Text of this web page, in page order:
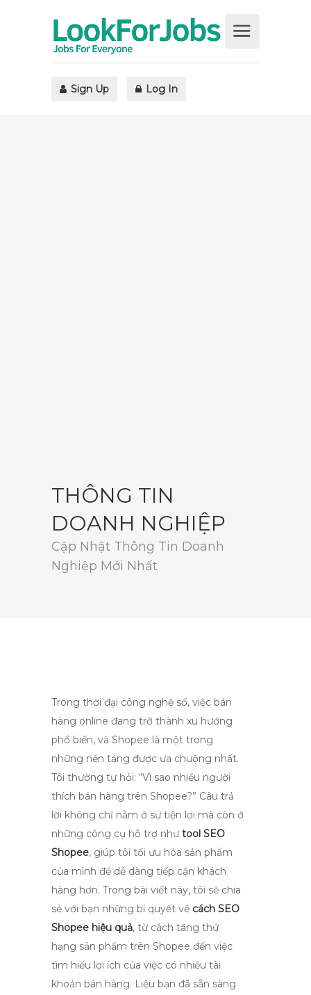
Sign Up Log In
THÔNG TIN
DOANH NGHIỆP
Cập Nhật Thông Tin Doanh
Nghiệp Mới Nhất
Trong thời đại công nghệ số, việc bán
hàng online đang trở thành xu hướng
phổ biến, và Shopee là một trong
những nền tảng được ưa chuộng nhất.
Tôi thường tự hỏi: “Vì sao nhiều người
thích bán hàng trên Shopee?” Câu trả
lời không chỉ nằm ở sự tiện lợi mà còn ở
những công cụ hỗ trợ nhưtool SEO
Shopee, giúp tôi tối ưu hóa sản phẩm
của mình để dễ dàng tiếp cận khách
hàng hơn. Trong bài viết này, tôi sẽ chia
sẻ với bạn những bí quyết về cách SEO
Shopee hiệu quả, từ cách tăng thứ
hạng sản phẩm trên Shopee đến việc
tìm hiểu lợi ích của việc có nhiều tài
khoản bán hàng. Liệu bạn đã sẵn sàng